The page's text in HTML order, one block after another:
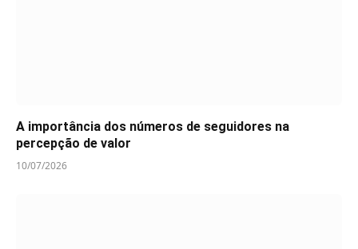
A importância dos números de seguidores na
percepção de valor
10/07/2026